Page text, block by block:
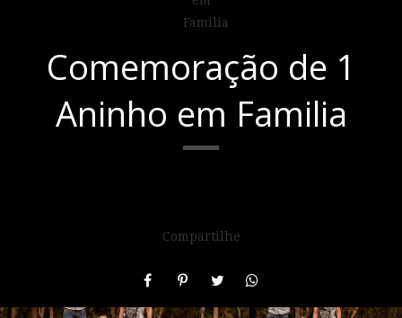
Comemoração de 1
Aninho em Familia
Compartilhe